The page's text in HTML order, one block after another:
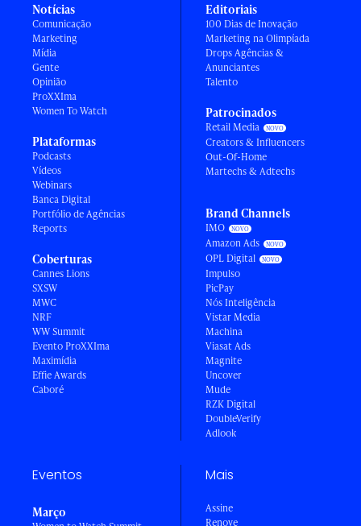
Notícias
Comunicação
Marketing
Mídia
Gente
Opinião
ProXXIma
Women To Watch
Plataformas
Podcasts
Vídeos
Webinars
Banca Digital
Portfólio de Agências
Reports
Coberturas
Cannes Lions
SXSW
MWC
NRF
WW Summit
Evento ProXXIma
Maximídia
Effie Awards
Caboré
Editoriais
100 Dias de Inovação
Marketing na Olimpíada
Drops Agências &
Anunciantes
Talento
Patrocinados
Retail Media
Creators & Influencers
Out-Of-Home
Martechs & Adtechs
Brand Channels
IMO
Amazon Ads
OPL Digital
Impulso
PicPay
Nós Inteligência
Vistar Media
Machina
Viasat Ads
Magnite
Uncover
Mude
RZK Digital
DoubleVerify
Adlook
Eventos
Março
Mais
Assine
Renove